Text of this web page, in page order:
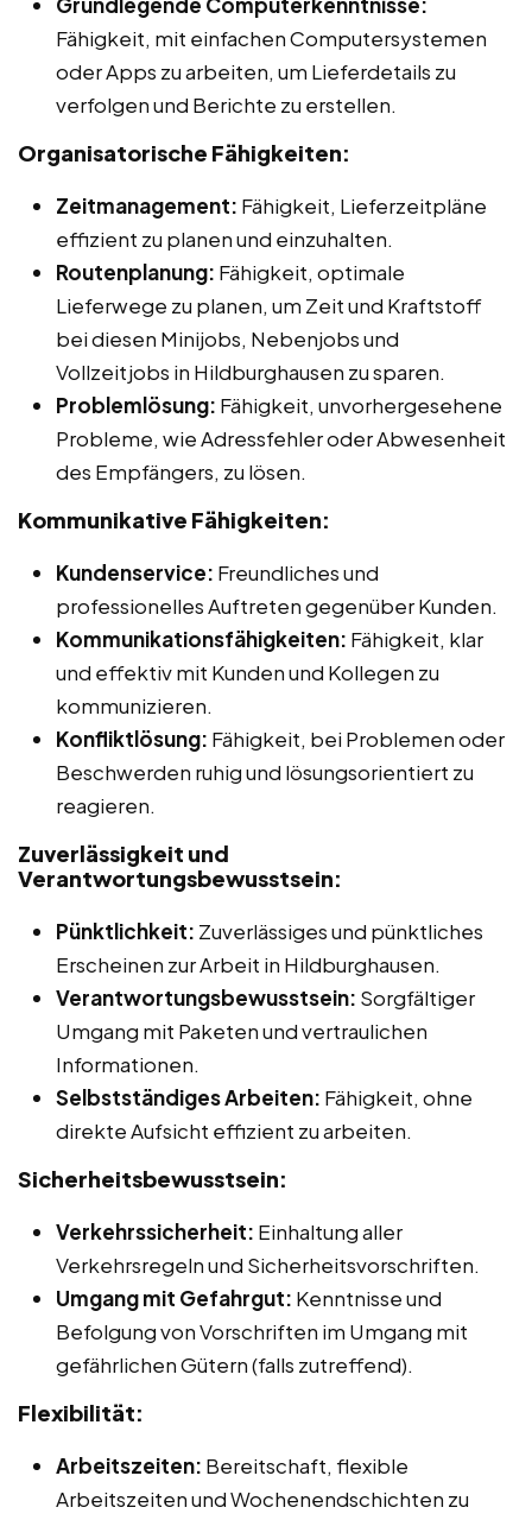
Fähigkeit, mit einfachen Computersystemen
oder Apps zu arbeiten, um Lieferdetails zu
verfolgen und Berichte zu erstellen.
Organisatorische Fähigkeiten:
Zeitmanagement: Fähigkeit, Lieferzeitpläne
effizient zu planen und einzuhalten.
Routenplanung: Fähigkeit, optimale
Lieferwege zu planen, um Zeit und Kraftstoff
bei diesen Minijobs, Nebenjobs und
Vollzeitjobs in Hildburghausen zu sparen.
Problemlösung: Fähigkeit, unvorhergesehene
Probleme, wie Adressfehler oder Abwesenheit
des Empfängers, zu lösen.
Kommunikative Fähigkeiten:
Kundenservice: Freundliches und
professionelles Auftreten gegenüber Kunden.
Kommunikationsfähigkeiten: Fähigkeit, klar
und effektiv mit Kunden und Kollegen zu
kommunizieren.
Konfliktlösung: Fähigkeit, bei Problemen oder
Beschwerden ruhig und lösungsorientiert zu
reagieren.
Zuverlässigkeit und
Verantwortungsbewusstsein:
Pünktlichkeit: Zuverlässiges und pünktliches
Erscheinen zur Arbeit in Hildburghausen.
Verantwortungsbewusstsein: Sorgfältiger
Umgang mit Paketen und vertraulichen
Informationen.
Selbstständiges Arbeiten: Fähigkeit, ohne
direkte Aufsicht effizient zu arbeiten.
Sicherheitsbewusstsein:
Verkehrssicherheit: Einhaltung aller
Verkehrsregeln und Sicherheitsvorschriften.
Umgang mit Gefahrgut: Kenntnisse und
Befolgung von Vorschriften im Umgang mit
gefährlichen Gütern (falls zutreffend).
Flexibilität:
Arbeitszeiten: Bereitschaft, flexible
Arbeitszeiten und Wochenendschichten zu